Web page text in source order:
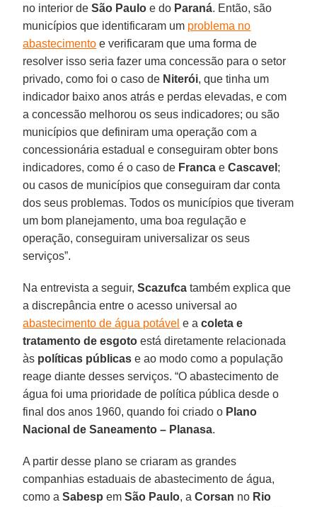
no interior de São Paulo e do Paraná. Então, são
municípios que identificaram um problema no
abastecimento e verificaram que uma forma de
resolver isso seria fazer uma concessão para o setor
privado, como foi o caso de Niterói, que tinha um
indicador baixo anos atrás e perdas elevadas, e com
a concessão melhorou os seus indicadores; ou são
municípios que definiram uma operação com a
concessionária estadual e conseguiram obter bons
indicadores, como é o caso de Franca eCascavel ;
ou casos de municípios que conseguiram dar conta
dos seus problemas. Todos os municípios que tiveram
um bom planejamento, uma boa regulação e
operação, conseguiram universalizar os seus
serviços”.
Na entrevista a seguir,Scazufca também explica que
a discrepância entre o acesso universal ao
abastecimento de água potável e acoleta e
tratamento de esgoto está diretamente relacionada
às políticas públicas e ao modo como a população
reage diante desses serviços. “O abastecimento de
água foi uma prioridade de política pública desde o
final dos anos 1960, quando foi criado o Plano
Nacional de Saneamento – Planasa.
A partir desse plano se criaram as grandes
companhias estaduais de abastecimento de água,
como aSabesp em São Paulo, aCorsan no Rio